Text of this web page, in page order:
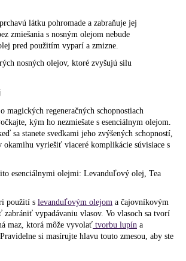
látku pohromade a zabraňuje jej
zmiešania s nosným olejom nebude
pred použitím vyparí a zmizne.
nosných olejov, ktoré zvyšujú silu
magických regeneračných schopnostiach
kým ho nezmiešate s esenciálnym olejom.
sa stanete svedkami jeho zvýšených schopností,
okamihu vyriešiť viaceré komplikácie súvisiace s
esenciálnymi olejmi: Levanduľový olej, Tea
použití s levanduľovým olejom a čajovníkovým
zabrániť vypadávaniu vlasov. Vo vlasoch sa tvorí
maz, ktorá môže vyvolať tvorbu lupín a
Pravidelne si masírujte hlavu touto zmesou, aby ste